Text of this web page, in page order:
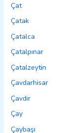
Çat
Çatak
Çatalca
Çatalpınar
Çatalzeytin
Çavdarhisar
Çavdır
Çay
Çaybaşı